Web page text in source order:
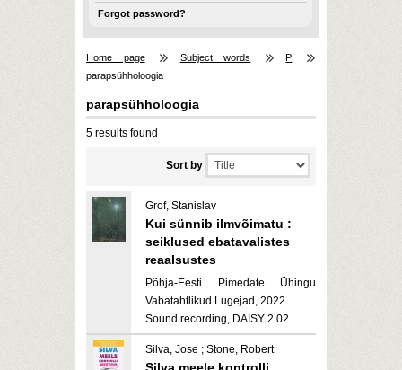
Forgot password?
Home page Subject words
P
parapsühholoogia
parapsühholoogia
5 results found
Sort by
Grof, Stanislav
Kui sünnib ilmvõimatu :
seiklused ebatavalistes
reaalsustes
Põhja-Eesti Pimedate Ühingu
Vabatahtlikud Lugejad, 2022
Sound recording, DAISY 2.02
Silva, Jose ; Stone, Robert